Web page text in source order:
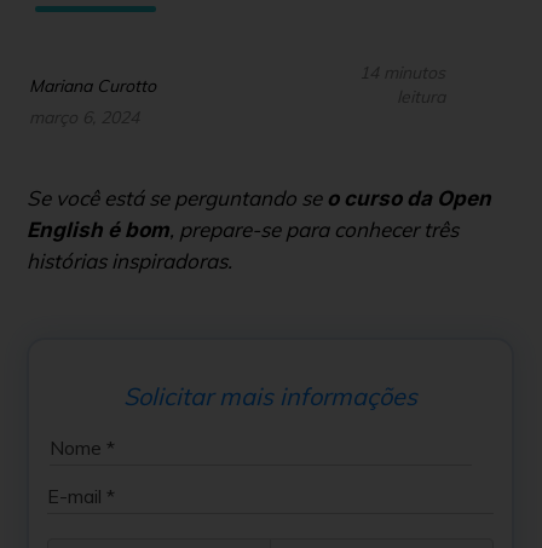
Mariana Curotto
março 6, 2024
14 minutos
leitura
Se você está se perguntando se o curso da Open
English é bom, prepare-se para conhecer três
histórias inspiradoras.
Solicitar mais informações